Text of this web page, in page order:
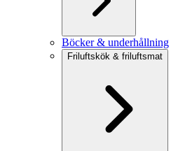
Böcker & underhållning
Friluftskök & friluftsmat